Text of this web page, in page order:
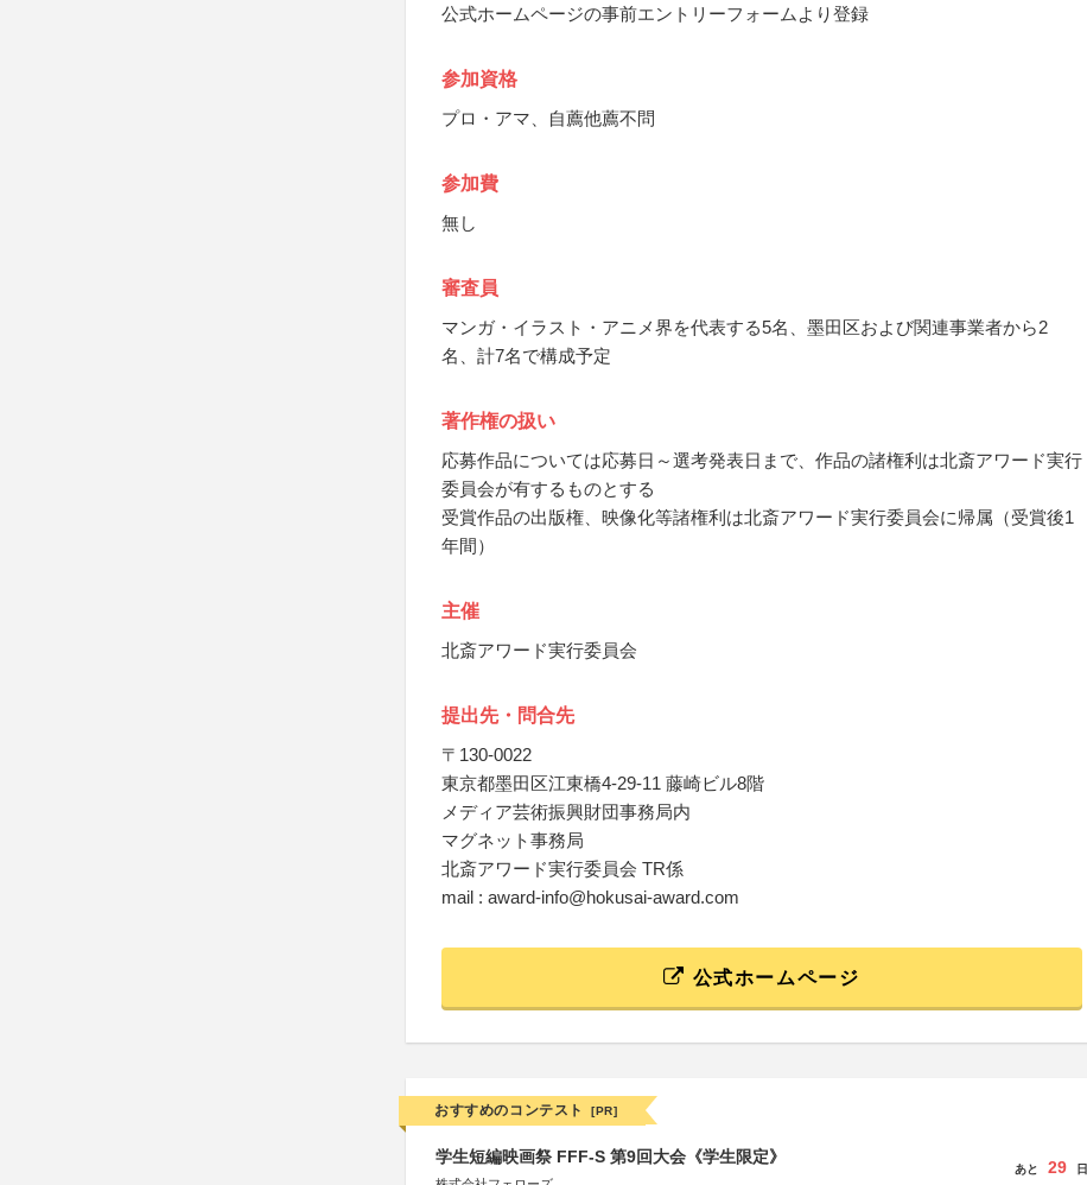
公式ホームページの事前エントリーフォームより登録
参加資格
プロ・アマ、自薦他薦不問
参加費
無し
審査員
マンガ・イラスト・アニメ界を代表する5名、墨田区および関連事業者から2
名、計7名で構成予定
著作権の扱い
応募作品については応募日～選考発表日まで、作品の諸権利は北斎アワード実行
委員会が有するものとする
受賞作品の出版権、映像化等諸権利は北斎アワード実行委員会に帰属（受賞後1
年間）
主催
北斎アワード実行委員会
提出先・問合先
〒130-0022
東京都墨田区江東橋4-29-11 藤崎ビル8階
メディア芸術振興財団事務局内
マグネット事務局
北斎アワード実行委員会 TR係
mail : award-info@hokusai-award.com
公式ホームページ
おすすめのコンテスト [PR]
学生短編映画祭 FFF-S 第9回大会《学生限定》
あと 29 日